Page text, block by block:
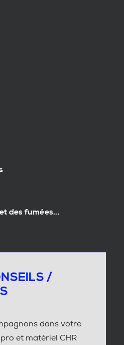
des fumées...
/
dans votre
et matériel CHR